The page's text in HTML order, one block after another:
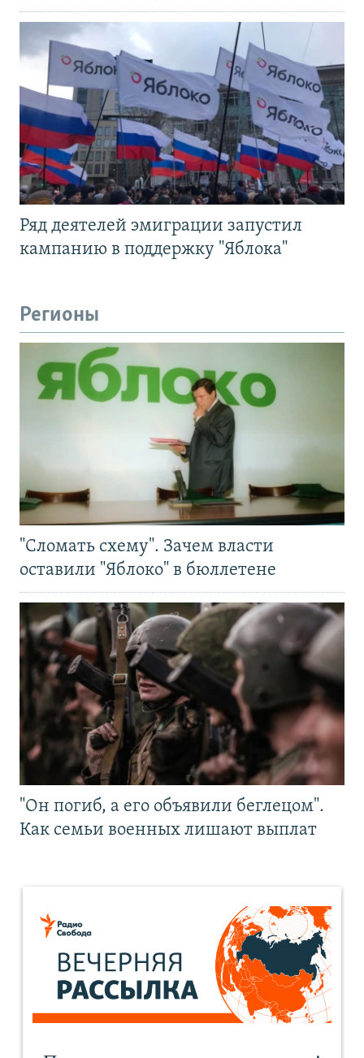
Ряд деятелей эмиграции запустил
кампанию в поддержку "Яблока"
Регионы
"Сломать схему". Зачем власти
оставили "Яблоко" в бюллетене
"Он погиб, а его объявили беглецом".
Как семьи военных лишают выплат